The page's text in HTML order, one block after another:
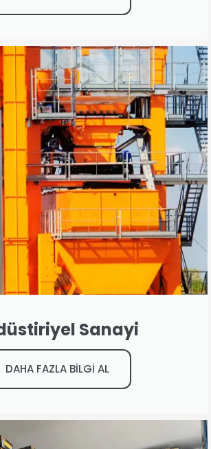
Sanayi
DAHA FAZLA BİLGİ AL